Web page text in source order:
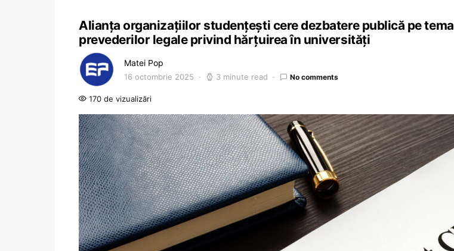
Alianța organizațiilor studențești cere dezbatere publică pe tema
prevederilor legale privind hărțuirea în universități
Matei Pop
16 octombrie 2025 3 minute read No comments
170 de vizualizări